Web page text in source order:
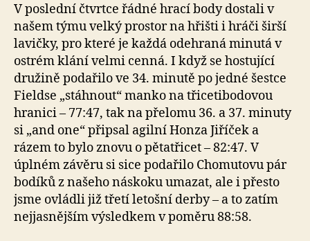
V poslední čtvrtce řádné hrací body dostali v
našem týmu velký prostor na hřišti i hráči širší
lavičky, pro které je každá odehraná minutá v
ostrém klání velmi cenná. I když se hostující
družině podařilo ve 34. minutě po jedné šestce
Fieldse „stáhnout“ manko na třicetibodovou
hranici – 77:47, tak na přelomu 36. a 37. minuty
si „and one“ připsal agilní Honza Jiříček a
rázem to bylo znovu o pětatřicet – 82:47. V
úplném závěru si sice podařilo Chomutovu pár
bodíků z našeho náskoku umazat, ale i přesto
jsme ovládli již třetí letošní derby – a to zatím
nejjasnějším výsledkem v poměru 88:58.